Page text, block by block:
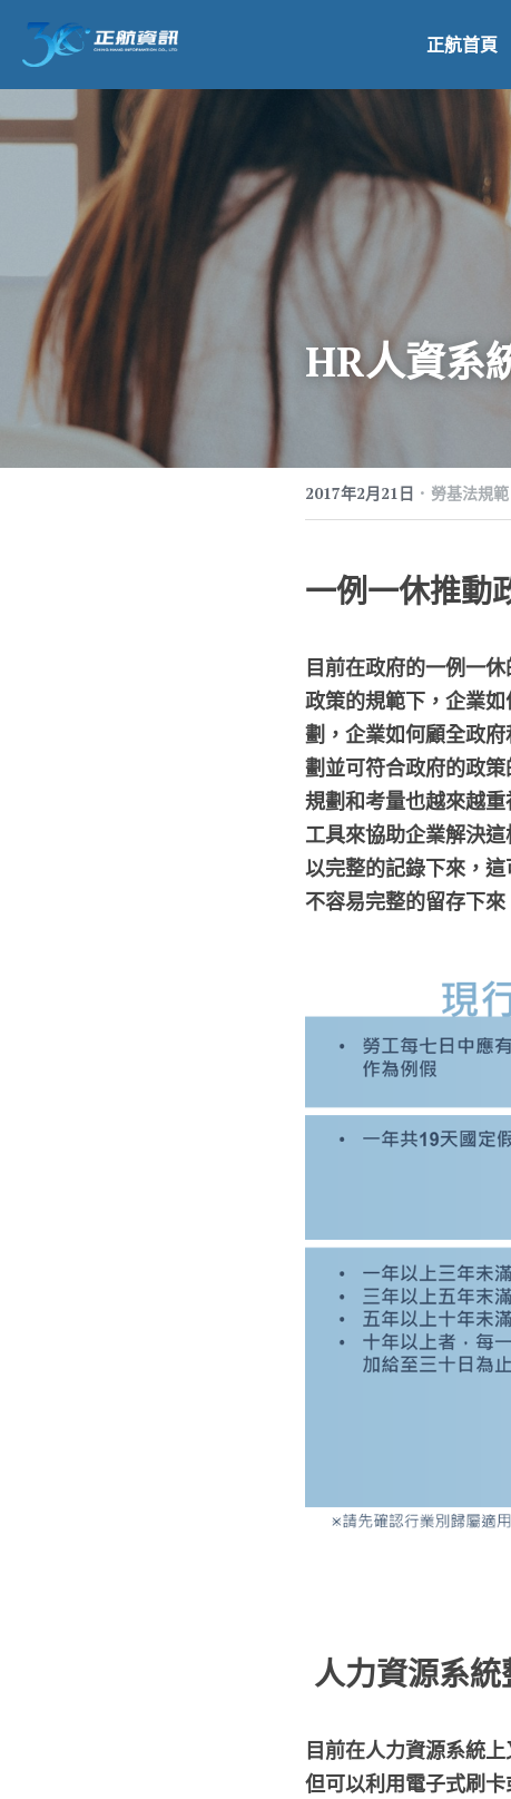
正航首頁
HR人資系
2017年2月21日 · 勞基法規範
一例一休推動
目前在政府的一例一
政策的規範下，企業
劃，企業如何顧全政
劃並可符合政府的政
規劃和考量也越來越
工具來協助企業解決
以完整的記錄下來，
不容易完整的留存下
人力資源系統
目前在人力資源系統
但可以利用電子式刷